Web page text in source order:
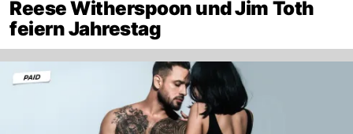
Reese Witherspoon und Jim Toth
feiern Jahrestag